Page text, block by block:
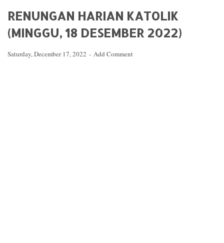
RENUNGAN HARIAN KATOLIK
(MINGGU, 18 DESEMBER 2022)
Saturday, December 17, 2022 Add Comment